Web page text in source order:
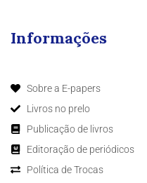
Informações
Sobre a E-papers
Livros no prelo
Publicação de livros
Editoração de periódicos
Política de Trocas